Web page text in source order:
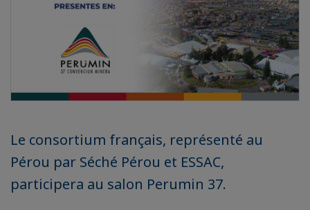
Le consortium français, représenté au
Pérou par Séché Pérou et ESSAC,
participera au salon Perumin 37.